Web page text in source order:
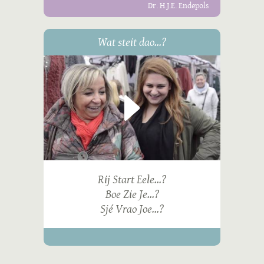
Dr. H.J.E. Endepols
Wat steit dao...?
Rij Start Eele...?
Boe Zie Je...?
Sjé Vrao Joe...?